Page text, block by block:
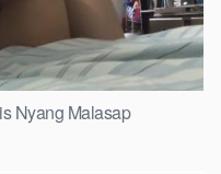
Nyang Malasap